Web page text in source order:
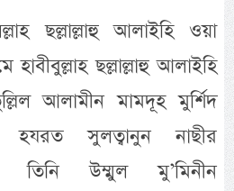
ছল্লাল্লাহু আলাইহি ওয়া
হাবীবুল্লাহ ছল্লাল্লাহু আলাইহি
আলামীন মামদূহ মুর্শিদ
হযরত সুলত্বানুন নাছীর
তিনি উম্মুল মু’মিনীন